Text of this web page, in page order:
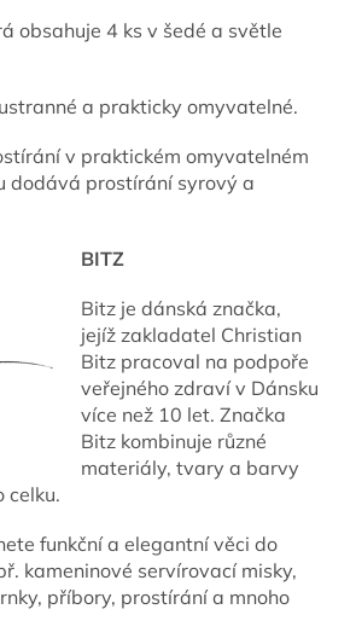
obsahuje 4 ks v šedé a světle
a prakticky omyvatelné.
v praktickém omyvatelném
dodává prostírání syrový a
BITZ
Bitz je dánská značka,
jejíž zakladatel Christian
Bitz pracoval na podpoře
veřejného zdraví v Dánsku
více než 10 let. Značka
Bitz kombinuje různé
materiály, tvary a barvy
celku.
funkční a elegantní věci do
kameninové servírovací misky,
příbory, prostírání a mnoho